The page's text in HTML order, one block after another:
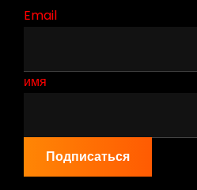
Email
имя
Подписаться